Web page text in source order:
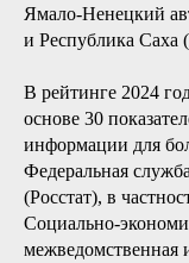
Ямало-Ненецкий
и Республика Саха
В рейтинге 2024
основе 30
информации для
Федеральная
(Росстат), в
Социально-
межведомственная